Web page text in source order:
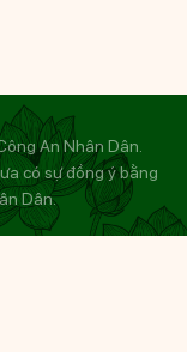
An Nhân Dân.
có sự đồng ý bằng
Dân.